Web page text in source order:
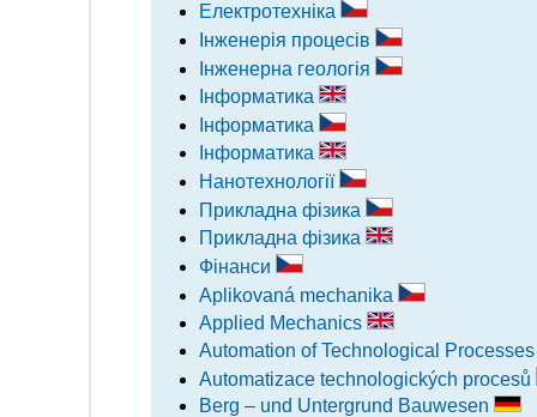
Електротехніка
Інженерія процесів
Інженерна геологія
Інформатика
Інформатика
Інформатика
Нанотехнології
Прикладна фізика
Прикладна фізика
Фінанси
Aplikovaná mechanika
Applied Mechanics
Automation of Technological
Automatizace technologických procesů
Berg – und Untergrund Bauwesen